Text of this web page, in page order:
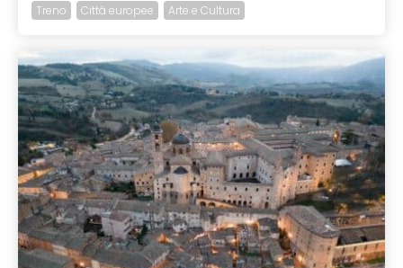
Treno Città europee Arte e Cultura